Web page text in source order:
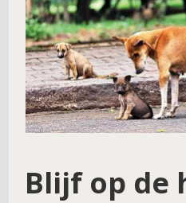
Naam*
E-mail*
Site
Blijf op de